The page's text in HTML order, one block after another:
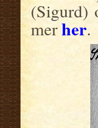
(Sigurd)
merher.